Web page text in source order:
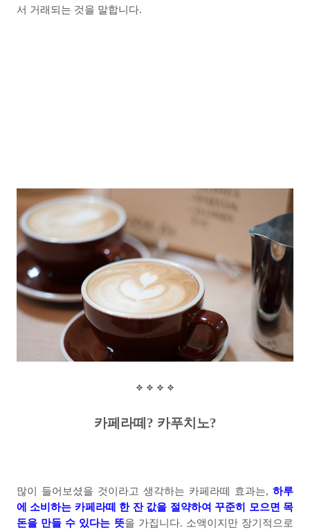
서 거래되는 것을 말합니다.
카페라떼 ? 카푸치노?
많이 들어보셨을 것이라고 생각하는 카페라떼 효과는, 하루
에 소비하는 카페라떼 한 잔 값을 절약하여 꾸준히 모으면 목
돈을 만들 수 있다는 뜻을 가집니다. 소액이지만 장기적으로